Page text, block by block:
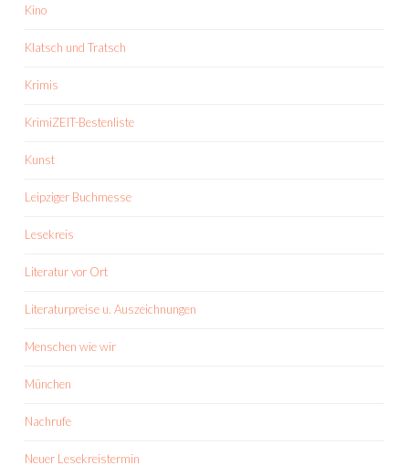
Kino
Klatsch und Tratsch
Krimis
KrimiZEIT-Bestenliste
Kunst
Leipziger Buchmesse
Lesekreis
Literatur vor Ort
Literaturpreise u. Auszeichnungen
Menschen wie wir
München
Nachrufe
Neuer Lesekreistermin